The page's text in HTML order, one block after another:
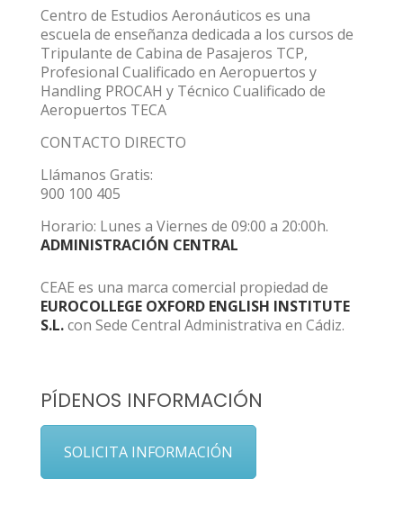
Centro de Estudios Aeronáuticos es una
escuela de enseñanza dedicada a los cursos de
Tripulante de Cabina de Pasajeros TCP,
Profesional Cualificado en Aeropuertos y
Handling PROCAH y Técnico Cualificado de
Aeropuertos TECA
CONTACTO DIRECTO
Llámanos Gratis:
900 100 405
Horario: Lunes a Viernes de 09:00 a 20:00h.
ADMINISTRACIÓN CENTRAL
CEAE es una marca comercial propiedad de
EUROCOLLEGE OXFORD ENGLISH INSTITUTE
S.L.con Sede Central Administrativa en Cádiz.
PÍDENOS INFORMACIÓN
SOLICITA INFORMACIÓN